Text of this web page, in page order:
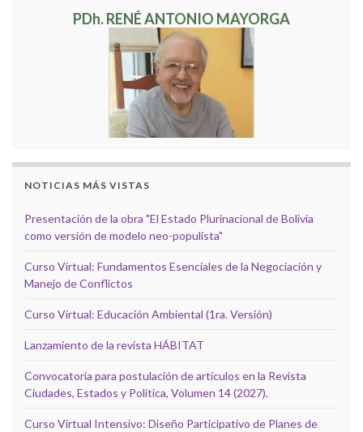
PDh. RENÉ ANTONIO MAYORGA
NOTICIAS MÁS VISTAS
Presentación de la obra "El Estado Plurinacional de Bolivia
como versión de modelo neo-populista"
Curso Virtual: Fundamentos Esenciales de la Negociación y
Manejo de Conflictos
Curso Virtual: Educación Ambiental (1ra. Versión)
Lanzamiento de la revista HÁBITAT
Convocatoria para postulación de artículos en la Revista
Ciudades, Estados y Política, Volumen 14 (2027).
Curso Virtual Intensivo: Diseño Participativo de Planes de